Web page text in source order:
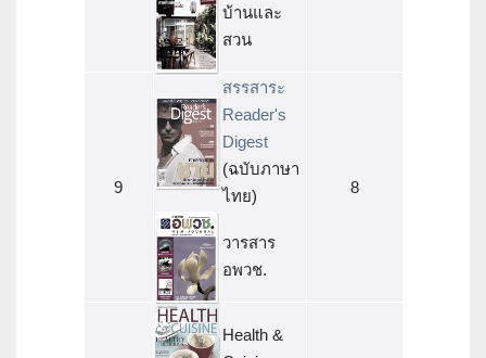
บ้านและ
สวน
9
สรรสาระ
Reader's
Digest
(ฉบับภาษา
ไทย)
วารสาร
อพวช.
8
Health &